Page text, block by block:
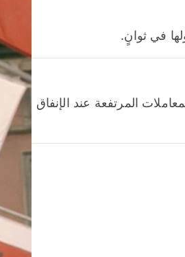
في ثوانٍ.
المرتفعة عند الإنفاق